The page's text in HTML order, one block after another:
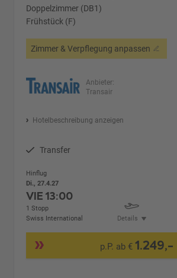
Doppelzimmer (DB1)
Frühstück (F)
Zimmer & Verpflegung anpassen
Anbieter:
Transair
Hotelbeschreibung anzeigen
Transfer
Hinflug
Di., 27.4.27
VIE13:00
1 Stopp
Swiss International
Details
p.P. ab €1.249,-